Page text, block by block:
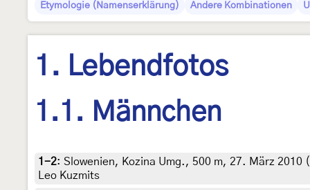
Etymologie (Namenserklärung) Andere Kombinationen
1. Lebendfotos
1.1. Männchen
1-2: Slowenien, Kozina Umg., 500 m, 27. März
Leo Kuzmits